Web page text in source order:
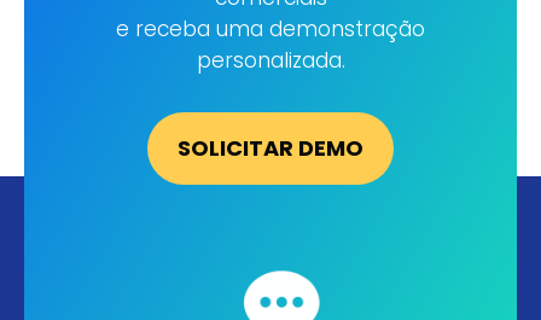
Informe-nos sobre suas necessidades
e receba uma demonstração
personalizada.
SOLICITAR DEMO